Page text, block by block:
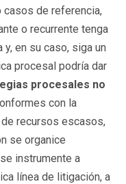
casos de referencia,
o recurrente tenga
en su caso, siga un
procesal podría dar
procesales no
con la
recursos escasos,
se organice
instrumente a
línea de litigación, a